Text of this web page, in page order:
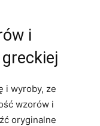
i
i‍ wyroby, ze
wzorów i
oryginalne